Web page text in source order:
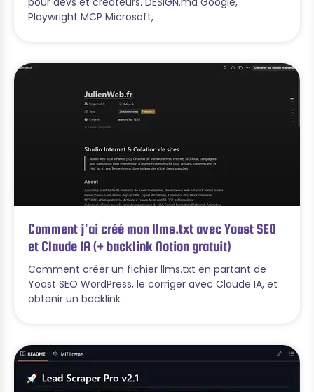
Playwright MCP Microsoft,
Comment j’ai créé mon llms.txt avec Yoast SEO
et Claude IA (+ backlink Notion gratuit)
Comment créer un fichier llms.txt en partant de
Yoast SEO WordPress, le corriger avec Claude IA, et
obtenir un backlink